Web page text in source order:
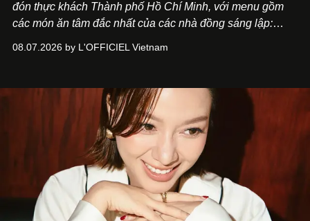
đón thực khách Thành phố Hồ Chí Minh, với menu gồm
các món ăn tâm đắc nhất của các nhà đồng sáng lập:
món ăn đa dạng từ Á đến Âu nhanh chóng được yêu thích
mang đến niềm vui cho thực khách.
08.07.2026 by L'OFFICIEL Vietnam